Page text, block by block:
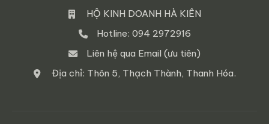
HỘ KINH DOANH HÀ KIÊN
Hotline: 094 2972916
Liên hệ qua Email (ưu tiên)
Địa chỉ: Thôn 5, Thạch Thành, Thanh Hóa.